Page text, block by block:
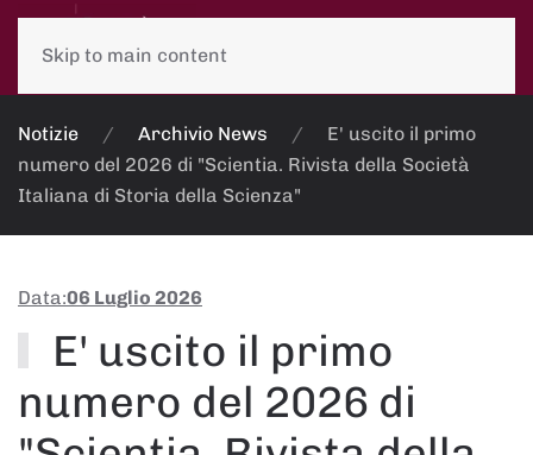
Skip to main content
Notizie Archivio News
E' uscito il primo
numero del 2026 di "Scientia. Rivista della Società
Italiana di Storia della Scienza"
Data:06 Luglio 2026
E' uscito il primo
numero del 2026 di